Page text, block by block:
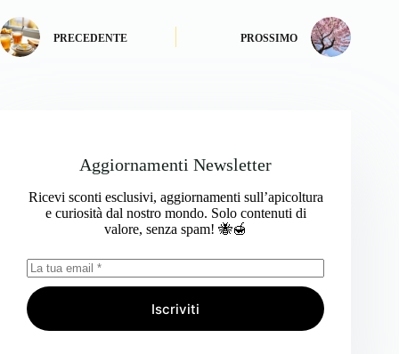
PRECEDENTE PROSSIMO
Aggiornamenti Newsletter
Ricevi sconti esclusivi, aggiornamenti sull’apicoltura
e curiosità dal nostro mondo. Solo contenuti di
valore, senza spam! 🐝🍯
Iscriviti